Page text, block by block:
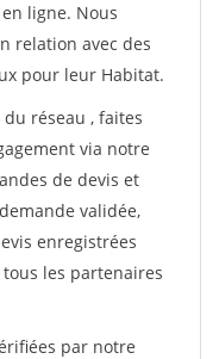
ligne. Nous
relation avec des
pour leur Habitat.
réseau , faites
via notre
de devis et
validée,
enregistrées
les partenaires
par notre